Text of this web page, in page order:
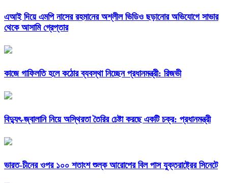
এআই দিয়ে এমপি নাসের রহমানের অশ্লীল ভিডিও ছড়ানোর অভিযোগে সাভার
থেকে আসামি গ্রেপ্তার
কাজে গাফিলতি হলে কঠোর ব্যবস্থা নিচ্ছেন প্রধানমন্ত্রী: রিজভী
বিদ্যুৎ-জ্বালানি নিয়ে অস্থিরতা তৈরির চেষ্টা করছে একটি চক্র: প্রধানমন্ত্রী
ভারত-চীনের ওপর ১০০ শতাংশ শুল্ক আরোপের বিল পাস যুক্তরাষ্ট্রের সিনেটে